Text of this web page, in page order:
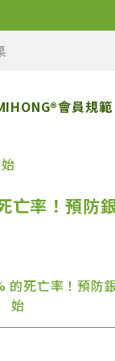
會員規範
亡率！預防
死亡率！預防
始